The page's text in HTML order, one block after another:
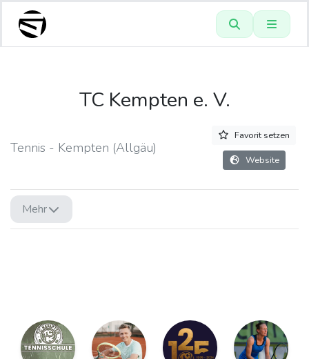
TC Kempten e. V.
Tennis - Kempten (Allgäu)
Favorit setzen
Website
Mehr